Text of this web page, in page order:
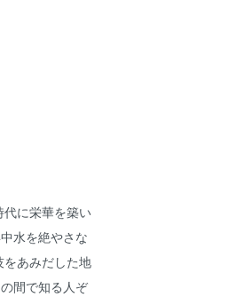
に栄華を築い
水を絶やさな
あみだした地
間で知る人ぞ